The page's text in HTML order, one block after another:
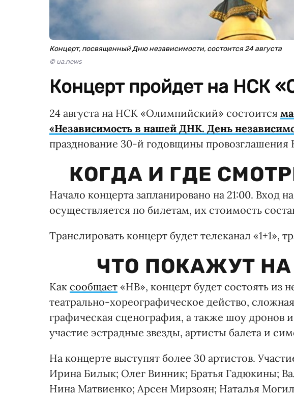
Концерт, посвященный Дню независимости, состоится 24 августа
© ua.news
Концерт пройдет на НСК
24 августа на НСК «Олимпийский» состоится
«Независимость в нашей ДНК. День
празднование 30-й годовщины
КОГДА И ГДЕ
Начало концерта запланировано на 21:00. Вход
осуществляется по билетам, их стоимость
Транслировать концерт будет телеканал «1+1»,
ЧТО ПОКАЖУТ
Как сообщает «НВ», концерт будет состоять из
театрально-хореографическое действо,
графическая сценография, а также шоу дронов
участие эстрадные звезды, артисты балета и
На концерте выступят более 30 артистов.
Ирина Билык; Олег Винник; Братья Гадюкины;
Нина Матвиенко; Арсен Mирзоян; Наталья